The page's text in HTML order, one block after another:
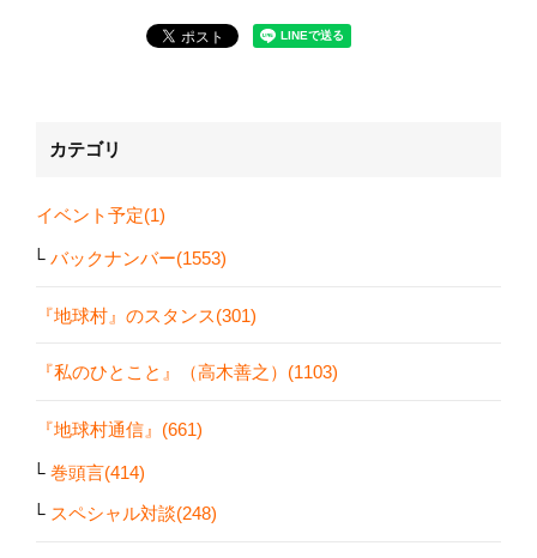
カテゴリ
イベント予定(1)
バックナンバー(1553)
『地球村』のスタンス(301)
『私のひとこと』（高木善之）(1103)
『地球村通信』(661)
巻頭言(414)
スペシャル対談(248)